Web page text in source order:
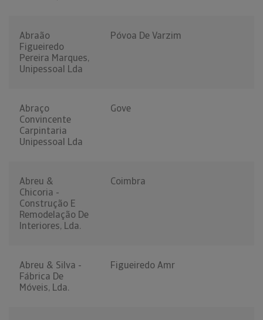
Abraão
Figueiredo
Pereira Marques,
Unipessoal Lda
Póvoa De Varzim
Abraço
Convincente
Carpintaria
Unipessoal Lda
Gove
Abreu &
Chicoria -
Construção E
Remodelação De
Interiores, Lda.
Coimbra
Abreu & Silva -
Fábrica De
Móveis, Lda.
Figueiredo Amr